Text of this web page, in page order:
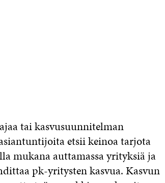
tai kasvusuunnitelman
etsii keinoa tarjota
mukana auttamassa yrityksiä ja
pk-yritysten kasvua. Kasvun